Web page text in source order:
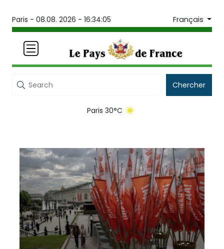
Paris - 08.08. 2026 - 16:34:06 Français
Chercher
Paris 30°C